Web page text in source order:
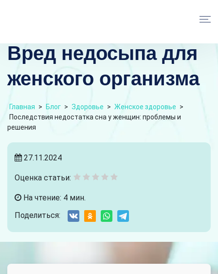
Вред недосыпа для
женского организма
Главная > Блог > Здоровье > Женское здоровье >
Последствия недостатка сна у женщин: проблемы и
решения
27.11.2024
Оценка статьи:
На чтение: 4 мин.
Поделиться: